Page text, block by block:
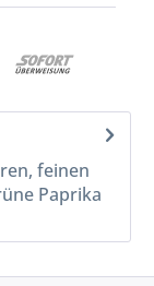
feinen
Paprika